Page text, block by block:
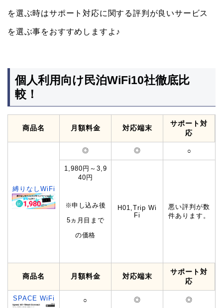
を選ぶ時はサポート対応に関する評判が良いサービス
を選ぶ事をおすすめしますよ♪
個人利用向け民泊WiFi10社徹底比
較！
商品名 月額料金 対応端末
サポート対
応
縛りなしWiFi
◎ ◎ ○
1,980円～3,9
40円
※申し込み後
5ヵ月目まで
の価格
H01,Trip Wi
Fi
悪い評判が数
件あります。
商品名 月額料金 対応端末
サポート対
応
SPACE WiFi ○ ◎ ◎